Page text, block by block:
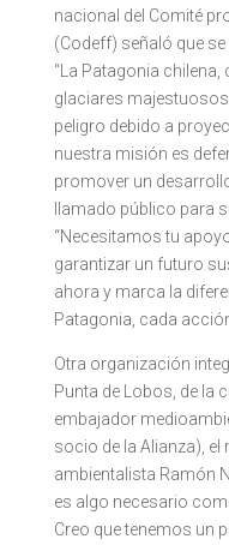
nacional del Comité
(Codeff) señaló que
“La Patagonia
glaciares
peligro debido a
nuestra misión es
promover un
llamado público para
“Necesitamos tu
garantizar un futuro
ahora y marca la
Patagonia, cada
Otra organización
Punta de Lobos, de la
embajador
socio de la Alianza),
ambientalista Ramón
es algo necesario
Creo que tenemos un